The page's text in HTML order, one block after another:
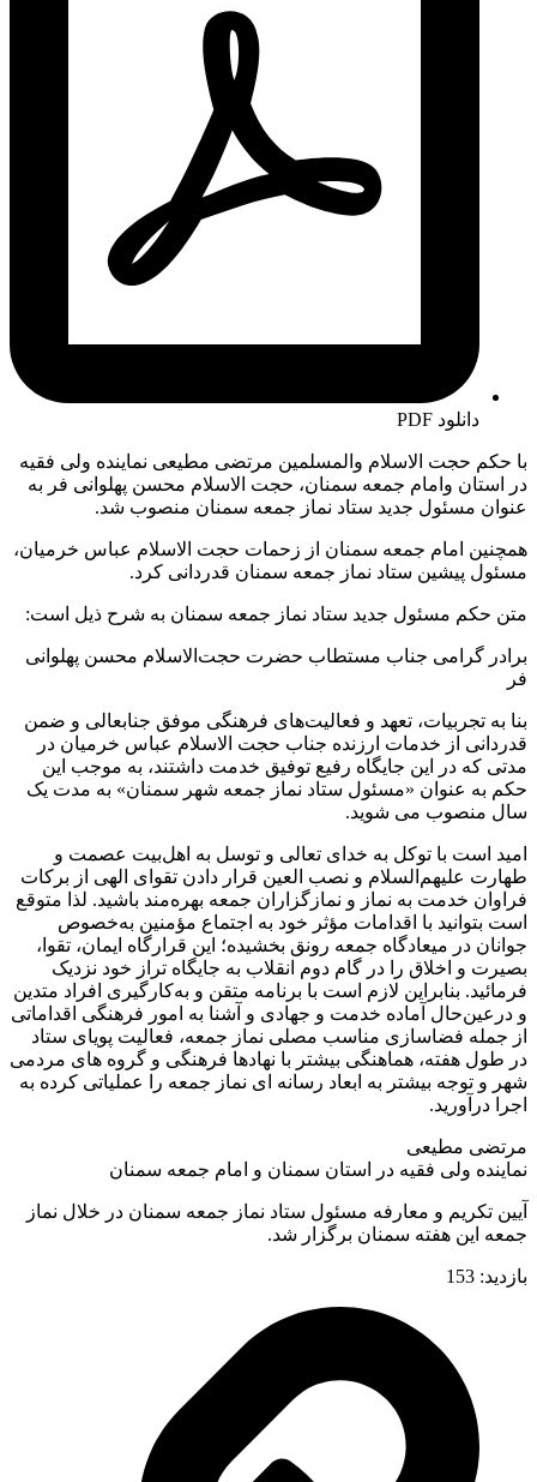
دانلود PDF
با حکم حجت الاسلام والمسلمین مرتضی مطیعی نماینده ولی فقیه
در استان وامام جمعه سمنان، حجت الاسلام محسن پهلوانی فر به
عنوان مسئول جدید ستاد نماز جمعه سمنان منصوب شد.
همچنین امام جمعه سمنان از زحمات حجت الاسلام عباس خرمیان،
مسئول پیشین ستاد نماز جمعه سمنان قدردانی کرد.
متن حکم مسئول جدید ستاد نماز جمعه سمنان به شرح ذیل است:
برادر گرامی جناب مستطاب حضرت حجت‌الاسلام محسن پهلوانی
فر
بنا به تجربیات، تعهد و فعالیت‌های فرهنگی موفق جنابعالی و ضمن
قدردانی از خدمات ارزنده جناب حجت الاسلام عباس خرمیان در
مدتی که در این جایگاه رفیع توفیق خدمت داشتند، به موجب این
حکم به عنوان «مسئول ستاد نماز جمعه شهر سمنان» به مدت یک
سال منصوب می شوید.
امید است با توکل به خدای تعالی و توسل به اهل‌بیت عصمت و
طهارت علیهم‌السلام و نصب العین قرار دادن تقوای الهی از برکات
فراوان خدمت به نماز و نمازگزاران جمعه بهره‌مند باشید. لذا متوقع
است بتوانید با اقدامات مؤثر خود به اجتماع مؤمنین به‌خصوص
جوانان در میعادگاه جمعه رونق بخشیده؛ این قرارگاه ایمان، تقوا،
بصیرت و اخلاق را در گام دوم انقلاب به جایگاه تراز خود نزدیک
فرمائید. بنابراین لازم است با برنامه متقن و به‌کارگیری افراد متدین
و درعین‌حال آماده خدمت و جهادی و آشنا به امور فرهنگی اقداماتی
از جمله فضاسازی مناسب مصلی نماز جمعه، فعالیت پویای ستاد
در طول هفته، هماهنگی بیشتر با نهادها فرهنگی و گروه های مردمی
شهر و توجه بیشتر به ابعاد رسانه ای نماز جمعه را عملیاتی کرده به
اجرا درآورید.
مرتضی مطیعی
نماینده ولی فقیه در استان سمنان و امام جمعه سمنان
آیین تکریم و معارفه مسئول ستاد نماز جمعه سمنان در خلال نماز
جمعه این هفته سمنان برگزار شد.
بازدید: 153